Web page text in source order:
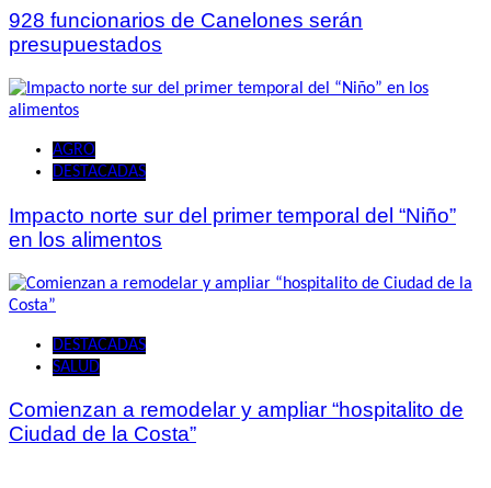
928 funcionarios de Canelones serán
presupuestados
AGRO
DESTACADAS
Impacto norte sur del primer temporal del “Niño”
en los alimentos
DESTACADAS
SALUD
Comienzan a remodelar y ampliar “hospitalito de
Ciudad de la Costa”